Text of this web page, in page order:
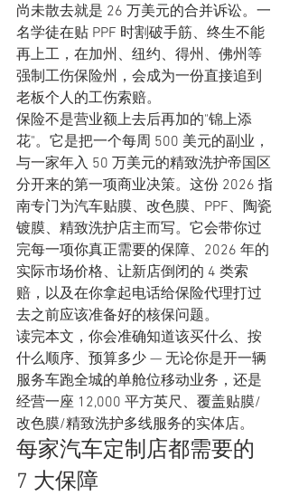
尚未散去就是 26 万美元的合并诉讼。一
名学徒在贴 PPF 时割破手筋、终生不能
再上工，在加州、纽约、得州、佛州等
强制工伤保险州，会成为一份直接追到
老板个人的工伤索赔。
保险不是营业额上去后再加的"锦上添
花"。它是把一个每周 500 美元的副业，
与一家年入 50 万美元的精致洗护帝国区
分开来的第一项商业决策。这份 2026 指
南专门为汽车贴膜、改色膜、PPF、陶瓷
镀膜、精致洗护店主而写。它会带你过
完每一项你真正需要的保障、2026 年的
实际市场价格、让新店倒闭的 4 类索
赔，以及在你拿起电话给保险代理打过
去之前应该准备好的核保问题。
读完本文，你会准确知道该买什么、按
什么顺序、预算多少 — 无论你是开一辆
服务车跑全城的单舱位移动业务，还是
经营一座 12,000 平方英尺、覆盖贴膜/
改色膜/精致洗护多线服务的实体店。
每家汽车定制店都需要的
7 大保障